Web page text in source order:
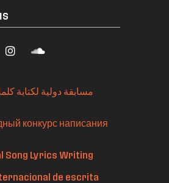
مسابقة دولية لكتابة
конкурс написания
Song Lyrics Writing
de escrita